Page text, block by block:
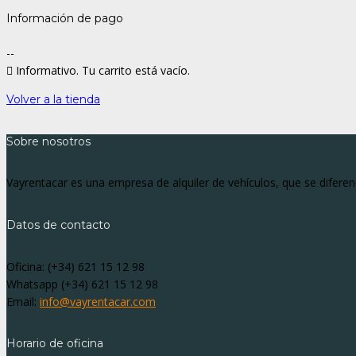
Información de pago
--
Informativo. Tu carrito está vacío.
Volver a la tienda
Sobre nosotros
Vayrentacar es una empresa de alquiler de vehículos, que se
Datos de contacto
Oficina: (+34) 621 15 12 98
Whatsapp (+34) 621 15 12 98
Email: info@vayrentacar.com
Horario de oficina